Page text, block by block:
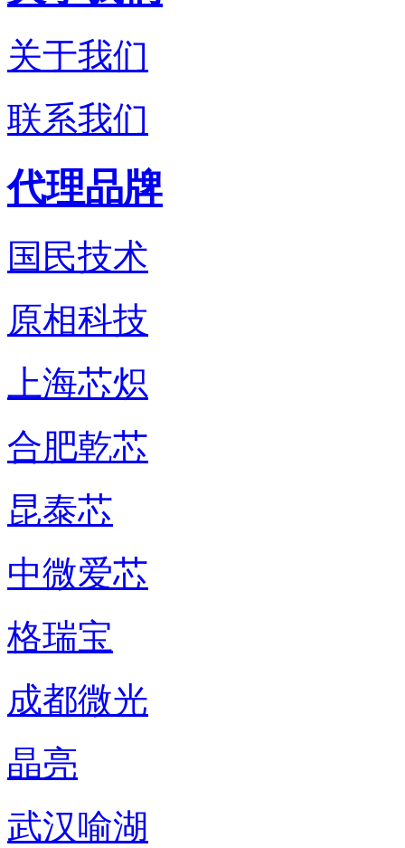
关于我们
联系我们
代理品牌
国民技术
原相科技
上海芯炽
合肥乾芯
昆泰芯
中微爱芯
格瑞宝
成都微光
晶亮
武汉喻湖